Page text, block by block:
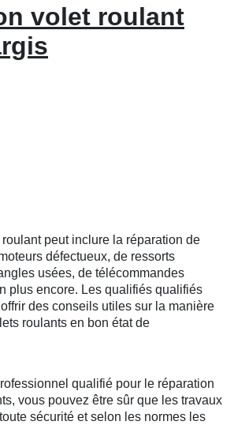
volet roulant
peut inclure la réparation de
défectueux, de ressorts
usées, de télécommandes
plus encore. Les qualifiés qualifiés
des conseils utiles sur la manière
roulants en bon état de
qualifié pour le réparation
vous pouvez être sûr que les travaux
sécurité et selon les normes les